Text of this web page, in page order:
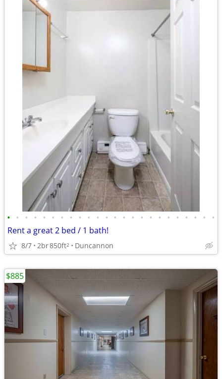
• • • • • • • • • • • • • • • • • • • • • • • •
Rent a great 2 bed / 1 bath!
8/7 2br850ft2 Duncannon
$885